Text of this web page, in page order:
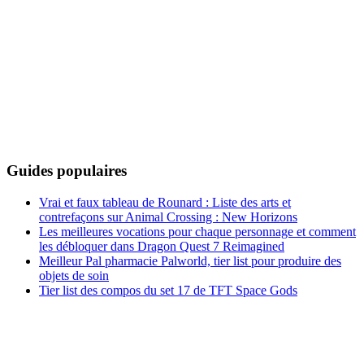
Guides populaires
Vrai et faux tableau de Rounard : Liste des arts et
contrefaçons sur Animal Crossing : New Horizons
Les meilleures vocations pour chaque personnage et comment
les débloquer dans Dragon Quest 7 Reimagined
Meilleur Pal pharmacie Palworld, tier list pour produire des
objets de soin
Tier list des compos du set 17 de TFT Space Gods